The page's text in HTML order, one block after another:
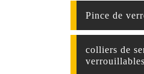
Pince de
colliers de